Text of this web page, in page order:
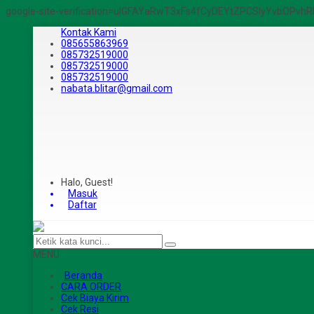
google-site-
Kontak Kami
085655863969
085732519000
085732519000
085732519000
nabata.blitar@gmail.com
Halo, Guest!
Masuk
Daftar
MENU
Beranda
CARA ORDER
Cek Biaya Kirim
Cek Resi